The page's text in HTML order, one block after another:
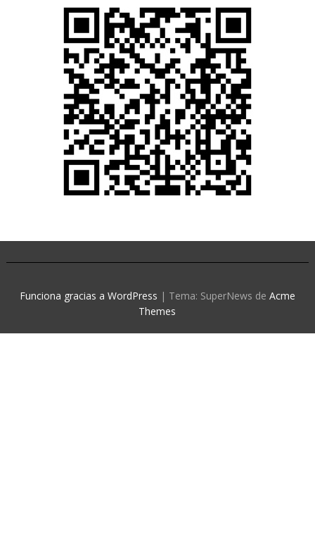
Funciona gracias a WordPress | Tema: SuperNews de Acme
Themes